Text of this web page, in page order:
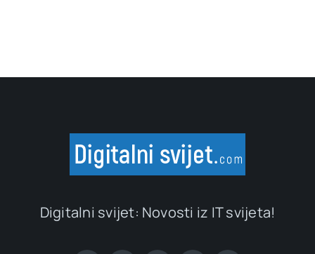
Digitalni svijet: Novosti iz IT svijeta!